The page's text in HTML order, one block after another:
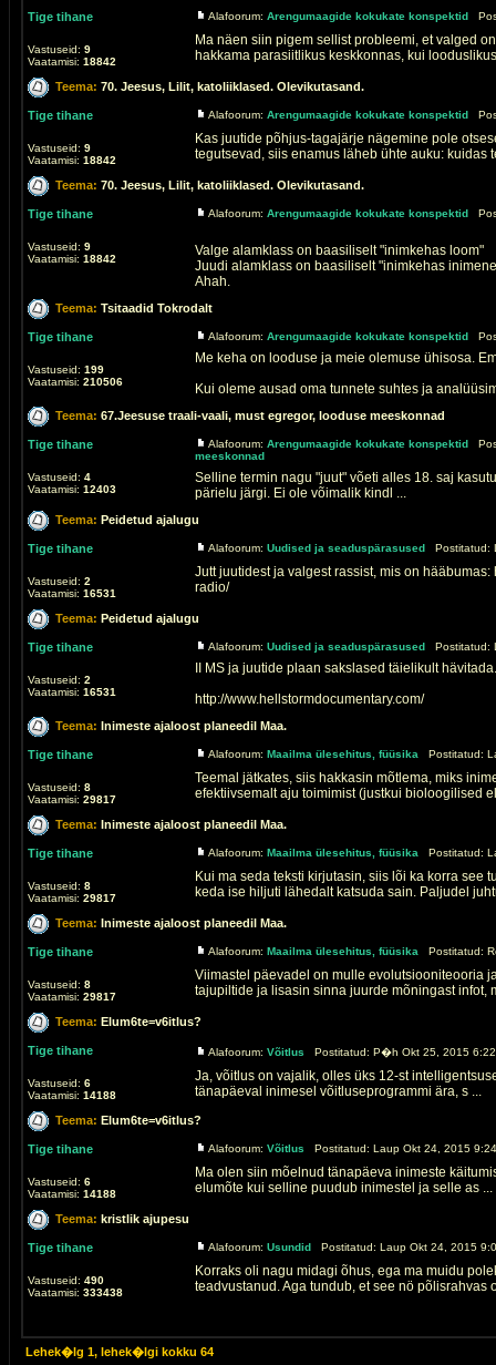
Tige tihane
Vastuseid: 9
Vaatamisi: 18842
Alafoorum: Arengumaagide kokukate konspektid
Ma näen siin pigem sellist probleemi, et valged
hakkama parasiitlikus keskkonnas, kui
Teema: 70. Jeesus, Lilit, katoliiklased. Olevikutasand.
Tige tihane
Vastuseid: 9
Vaatamisi: 18842
Alafoorum: Arengumaagide kokukate konspektid
Kas juutide põhjus-tagajärje nägemine pole
tegutsevad, siis enamus läheb ühte auku: kuidas
Teema: 70. Jeesus, Lilit, katoliiklased. Olevikutasand.
Tige tihane
Vastuseid: 9
Vaatamisi: 18842
Alafoorum: Arengumaagide kokukate konspektid
Valge alamklass on baasiliselt "inimkehas loom"
Juudi alamklass on baasiliselt "inimkehas
Ahah.
Teema: Tsitaadid Tokrodalt
Tige tihane
Vastuseid: 199
Vaatamisi: 210506
Alafoorum: Arengumaagide kokukate konspektid
Me keha on looduse ja meie olemuse ühisosa.
Kui oleme ausad oma tunnete suhtes ja
Teema: 67.Jeesuse traali-vaali, must egregor, looduse meeskonnad
Tige tihane
Vastuseid: 4
Vaatamisi: 12403
Alafoorum: Arengumaagide kokukate konspektid
meeskonnad
Selline termin nagu "juut" võeti alles 18. saj
pärielu järgi. Ei ole võimalik kindl ...
Teema: Peidetud ajalugu
Tige tihane
Vastuseid: 2
Vaatamisi: 16531
Alafoorum: Uudised ja seaduspärasused Postitatud:
Jutt juutidest ja valgest rassist, mis on
radio/
Teema: Peidetud ajalugu
Tige tihane
Vastuseid: 2
Vaatamisi: 16531
Alafoorum: Uudised ja seaduspärasused Postitatud:
II MS ja juutide plaan sakslased täielikult hävitada.
http://www.hellstormdocumentary.com/
Teema: Inimeste ajaloost planeedil Maa.
Tige tihane
Vastuseid: 8
Vaatamisi: 29817
Alafoorum: Maailma ülesehitus, füüsika Postitatud:
Teemal jätkates, siis hakkasin mõtlema, miks
efektiivsemalt aju toimimist (justkui bioloogilised
Teema: Inimeste ajaloost planeedil Maa.
Tige tihane
Vastuseid: 8
Vaatamisi: 29817
Alafoorum: Maailma ülesehitus, füüsika Postitatud:
Kui ma seda teksti kirjutasin, siis lõi ka korra see
keda ise hiljuti lähedalt katsuda sain. Paljudel
Teema: Inimeste ajaloost planeedil Maa.
Tige tihane
Vastuseid: 8
Vaatamisi: 29817
Alafoorum: Maailma ülesehitus, füüsika Postitatud:
Viimastel päevadel on mulle evolutsiooniteooria
tajupiltide ja lisasin sinna juurde mõningast infot,
Teema: Elum6te=v6itlus?
Tige tihane
Vastuseid: 6
Vaatamisi: 14188
Alafoorum: Võitlus Postitatud: P�h Okt 25, 2015
Ja, võitlus on vajalik, olles üks 12-st
tänapäeval inimesel võitluseprogrammi ära, s ...
Teema: Elum6te=v6itlus?
Tige tihane
Vastuseid: 6
Vaatamisi: 14188
Alafoorum: Võitlus Postitatud: Laup Okt 24, 2015
Ma olen siin mõelnud tänapäeva inimeste
elumõte kui selline puudub inimestel ja selle as ...
Teema: kristlik ajupesu
Tige tihane
Vastuseid: 490
Vaatamisi: 333438
Alafoorum: Usundid Postitatud: Laup Okt 24, 2015
Korraks oli nagu midagi õhus, ega ma muidu
teadvustanud. Aga tundub, et see nö põlisrahvas
Lehek�lg 1, lehek�lgi kokku 64